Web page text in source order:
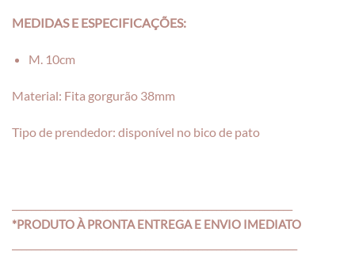
MEDIDAS E ESPECIFICAÇÕES:
M. 10cm
Material: Fita gorgurão 38mm
Tipo de prendedor: disponível no bico de pato
*PRODUTO À PRONTA ENTREGA E ENVIO IMEDIATO